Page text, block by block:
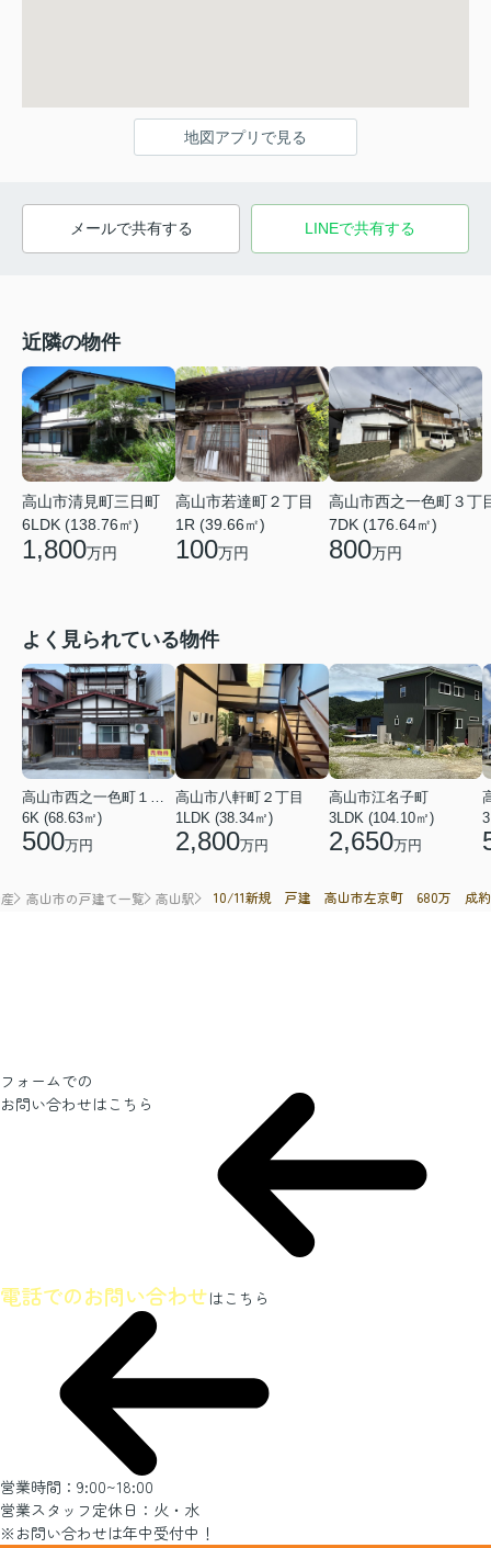
地図アプリで見る
メールで共有する LINEで共有する
近隣の物件
高山市清見町三日町
6LDK (138.76㎡)
1,800万円
高山市若達町２丁目
1R (39.66㎡)
100万円
高山市西之一色町３丁
7DK (176.64㎡)
800万円
よく見られている物件
高山市西之一色町１丁目
6K (68.63㎡)
500万円
高山市八軒町２丁目
1LDK (38.34㎡)
2,800万円
高山市江名子町
3LDK (104.10㎡)
2,650万円
高山市の戸建て一覧 高山駅 10/11新規 戸建 高山市左京町 680万 成約
フォームでの
お問い合わせはこちら
電話でのお問い合わせはこちら
営業時間：9:00~18:00
営業スタッフ定休日：火・水
※お問い合わせは年中受付中！